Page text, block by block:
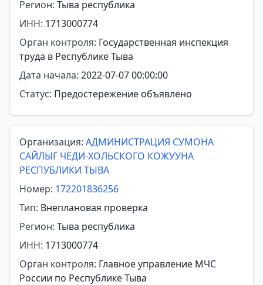
Регион: Тыва республика
ИНН: 1713000774
Орган контроля: Государственная инспекция
труда в Республике Тыва
Дата начала: 2022-07-07 00:00:00
Статус: Предостережение объявлено
Организация: АДМИНИСТРАЦИЯ СУМОНА
САЙЛЫГ ЧЕДИ-ХОЛЬСКОГО КОЖУУНА
РЕСПУБЛИКИ ТЫВА
Номер: 172201836256
Тип: Внеплановая проверка
Регион: Тыва республика
ИНН: 1713000774
Орган контроля: Главное управление МЧС
России по Республике Тыва